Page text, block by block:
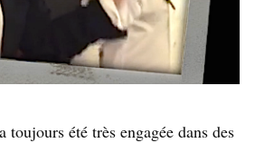
toujours été très engagée dans des